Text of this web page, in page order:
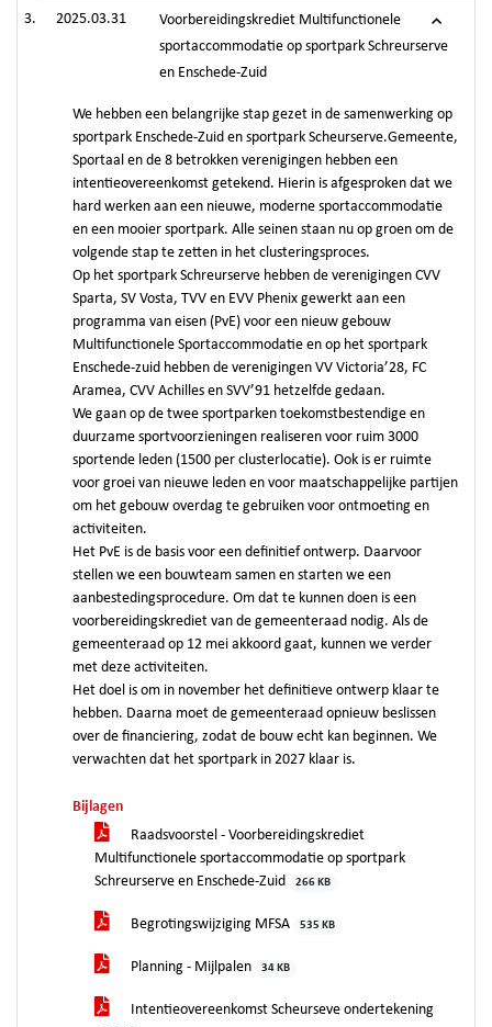
2025.03.31
Voorbereidingskrediet Multifunctionele
sportaccommodatie op sportpark Schreurserve
en Enschede-Zuid
We hebben een belangrijke stap gezet in de samenwerking op
sportpark Enschede-Zuid en sportpark Scheurserve.Gemeente,
Sportaal en de 8 betrokken verenigingen hebben een
intentieovereenkomst getekend. Hierin is afgesproken dat we
hard werken aan een nieuwe, moderne sportaccommodatie
en een mooier sportpark. Alle seinen staan nu op groen om de
volgende stap te zetten in het clusteringsproces.
Op het sportpark Schreurserve hebben de verenigingen CVV
Sparta, SV Vosta, TVV en EVV Phenix gewerkt aan een
programma van eisen (PvE) voor een nieuw gebouw
Multifunctionele Sportaccommodatie en op het sportpark
Enschede-zuid hebben de verenigingen VV Victoria’28, FC
Aramea, CVV Achilles en SVV’91 hetzelfde gedaan.
We gaan op de twee sportparken toekomstbestendige en
duurzame sportvoorzieningen realiseren voor ruim 3000
sportende leden (1500 per clusterlocatie). Ook is er ruimte
voor groei van nieuwe leden en voor maatschappelijke partijen
om het gebouw overdag te gebruiken voor ontmoeting en
activiteiten.
Het PvE is de basis voor een definitief ontwerp. Daarvoor
stellen we een bouwteam samen en starten we een
aanbestedingsprocedure. Om dat te kunnen doen is een
voorbereidingskrediet van de gemeenteraad nodig. Als de
gemeenteraad op 12 mei akkoord gaat, kunnen we verder
met deze activiteiten.
Het doel is om in november het definitieve ontwerp klaar te
hebben. Daarna moet de gemeenteraad opnieuw beslissen
over de financiering, zodat de bouw echt kan beginnen. We
verwachten dat het sportpark in 2027 klaar is.
Bijlagen
Raadsvoorstel - Voorbereidingskrediet
Multifunctionele sportaccommodatie op sportpark
Schreurserve en Enschede-Zuid
266 KB
Begrotingswijziging MFSA 535 KB
Planning - Mijlpalen 34 KB
Intentieovereenkomst Scheurseve ondertekening